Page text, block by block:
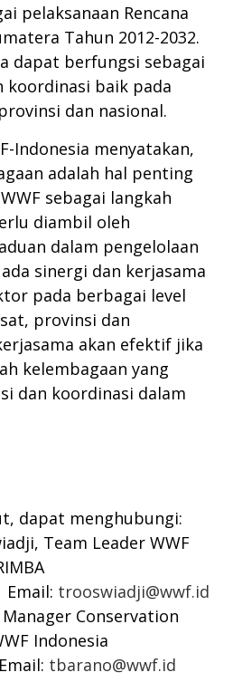
pelaksanaan Rencana
Tahun 2012-2032.
dapat berfungsi sebagai
baik pada
dan nasional.
Indonesia menyatakan,
adalah hal penting
sebagai langkah
diambil oleh
dalam pengelolaan
sinergi dan kerjasama
pada berbagai level
provinsi dan
akan efektif jika
kelembagaan yang
dan koordinasi dalam
dapat menghubungi:
Team Leader WWF
Email: trooswiadji@wwf.id
Conservation
Indonesia
tbarano@wwf.id